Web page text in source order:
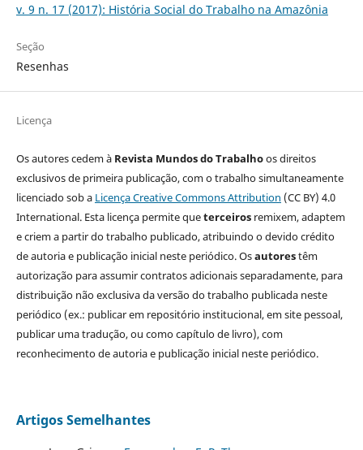
v. 9 n. 17 (2017): História Social do Trabalho na Amazônia
Seção
Resenhas
Licença
Os autores cedem à Revista Mundos do Trabalhoos direitos
exclusivos de primeira publicação, com o trabalho simultaneamente
licenciado sob a Licença Creative Commons Attribution (CC BY) 4.0
International. Esta licença permite queterceirosremixem, adaptem
e criem a partir do trabalho publicado, atribuindo o devido crédito
de autoria e publicação inicial neste periódico. Osautorestêm
autorização para assumir contratos adicionais separadamente, para
distribuição não exclusiva da versão do trabalho publicada neste
periódico (ex.: publicar em repositório institucional, em site pessoal,
publicar uma tradução, ou como capítulo de livro), com
reconhecimento de autoria e publicação inicial neste periódico.
Artigos Semelhantes